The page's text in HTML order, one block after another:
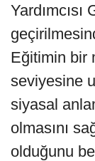
Eğitimin bir
seviyesine
siyasal
olmasını
olduğunu